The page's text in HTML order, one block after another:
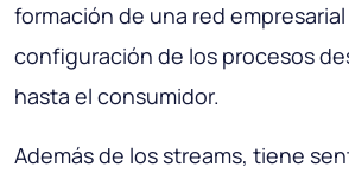
formación de una red empresarial
configuración de los procesos
hasta el consumidor.
Además de los streams, tiene